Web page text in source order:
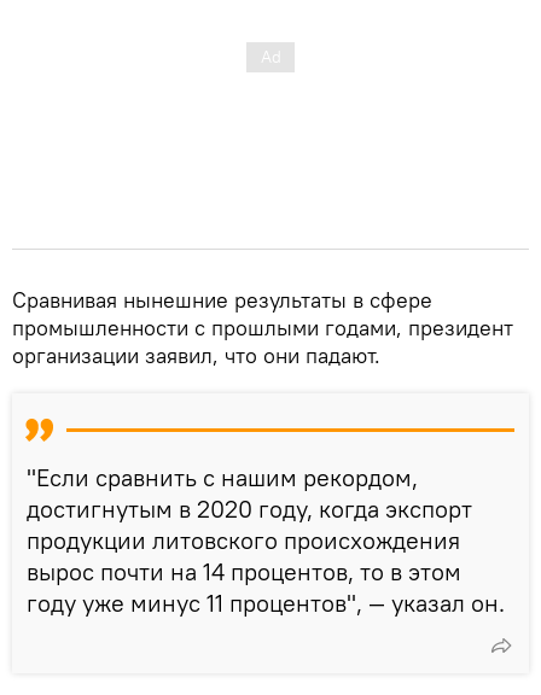
Сравнивая нынешние результаты в сфере
промышленности с прошлыми годами, президент
организации заявил, что они падают.
"Если сравнить с нашим рекордом,
достигнутым в 2020 году, когда экспорт
продукции литовского происхождения
вырос почти на 14 процентов, то в этом
году уже минус 11 процентов", — указал он.